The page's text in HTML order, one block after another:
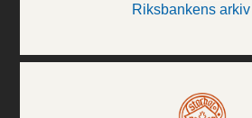
Riksbankens arkiv